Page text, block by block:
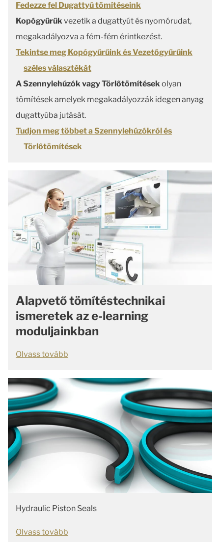
Fedezze fel Dugattyú tömítéseink
Kopógyűrűkvezetik a dugattyút és nyomórudat,
megakadályozva a fém-fém érintkezést.
Tekintse meg Kopógyűrűink és Vezetőgyűrűink
széles választékát
A Szennylehúzók vagy Törlőtömítésekolyan
tömítések amelyek megakadályozzák idegen anyag
dugattyúba jutását.
Tudjon meg többet a Szennylehúzókról és
Törlőtömítések
Alapvető tömítéstechnikai
ismeretek az e-learning
moduljainkban
Olvass tovább
Hydraulic Piston Seals
Olvass tovább